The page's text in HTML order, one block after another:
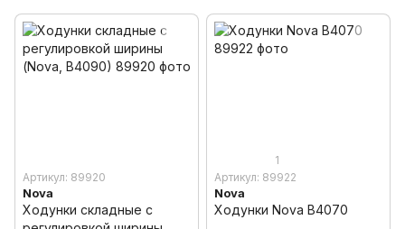
Артикул: 89920
Nova
Ходунки складные с
1
Артикул: 89922
Nova
Ходунки Nova B4070